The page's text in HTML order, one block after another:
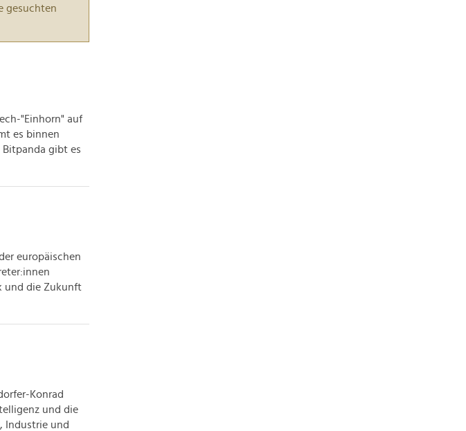
gesuchten
"Einhorn" auf
es binnen
Bitpanda gibt es
europäischen
und die Zukunft
Konrad
und die
Industrie und